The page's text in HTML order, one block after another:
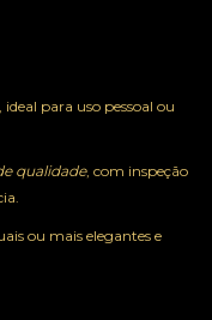
para uso pessoal ou
qualidade, com inspeção
ou mais elegantes e